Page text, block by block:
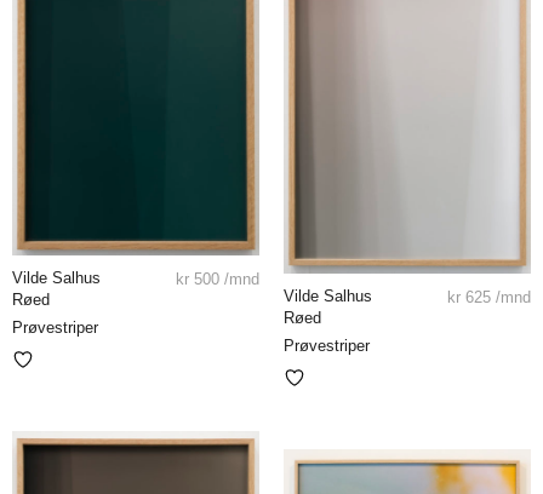
Vilde Salhus
Røed
Prøvestriper
kr 500 /mnd
Vilde Salhus
Røed
Prøvestriper
kr 625 /mnd